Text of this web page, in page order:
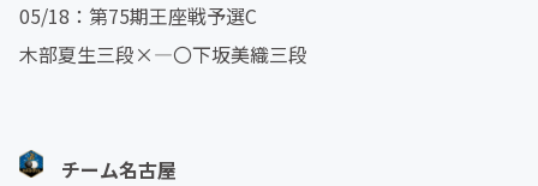
05/18：第75期王座戦予選C
木部夏生三段×―〇下坂美織三段
チーム名古屋